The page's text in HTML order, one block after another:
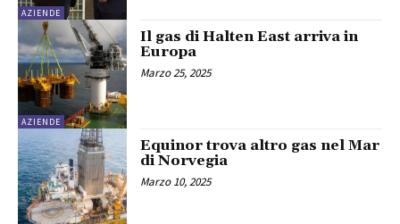
AZIENDE
AZIENDE
Il gas di Halten East arriva in
Europa
Marzo 25, 2025
Equinor trova altro gas nel Mar
di Norvegia
Marzo 10, 2025